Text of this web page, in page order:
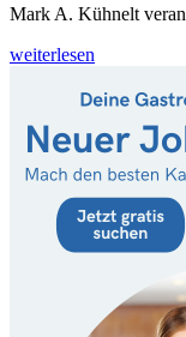
Mark A. Kühnelt
weiterlesen